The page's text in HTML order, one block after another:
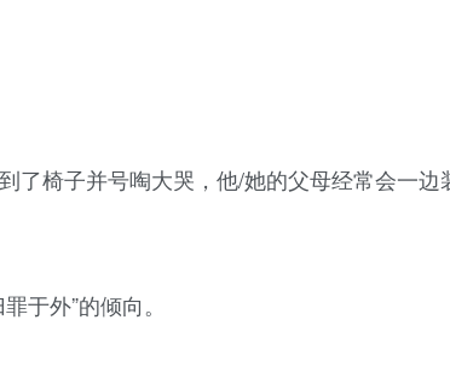
了椅子并号啕大哭，他/她的父母经常会一边
于外”的倾向。